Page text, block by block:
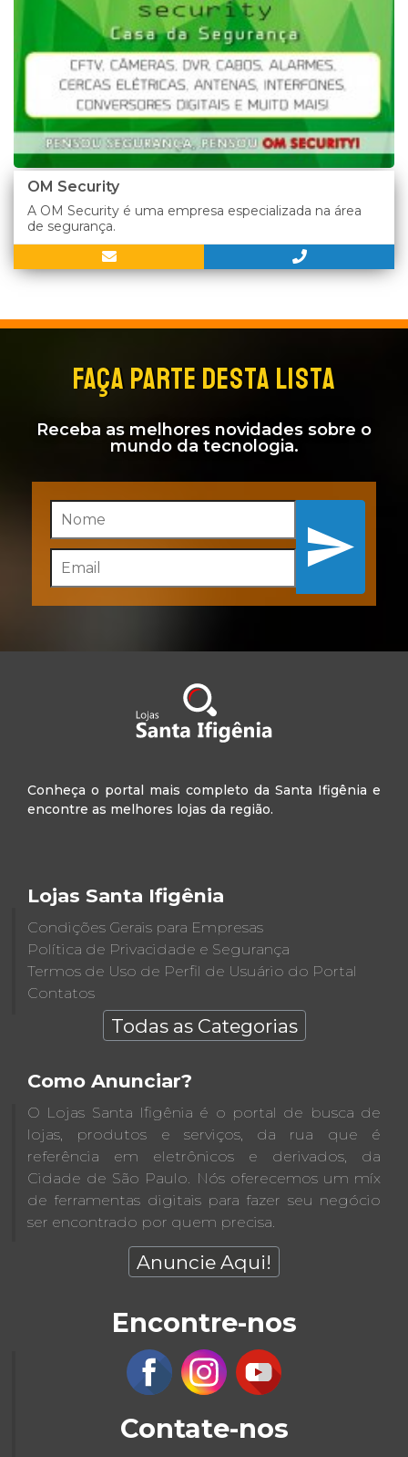
OM Security
A OM Security é uma empresa especializada na área
de segurança.
FAÇA PARTE DESTA LISTA
Receba as melhores novidades sobre o
mundo da tecnologia.
Inscreva-se
Conheça o portal mais completo da Santa Ifigênia e
encontre as melhores lojas da região.
Lojas Santa Ifigênia
Condições Gerais para Empresas
Política de Privacidade e Segurança
Termos de Uso de Perfil de Usuário do Portal
Contatos
Todas as Categorias
Como Anunciar?
O Lojas Santa Ifigênia é o portal de busca de
lojas, produtos e serviços, da rua que é
referência em eletrônicos e derivados, da
Cidade de São Paulo. Nós oferecemos um míx
de ferramentas digitais para fazer seu negócio
ser encontrado por quem precisa.
Anuncie Aqui!
Encontre-nos
Contate-nos